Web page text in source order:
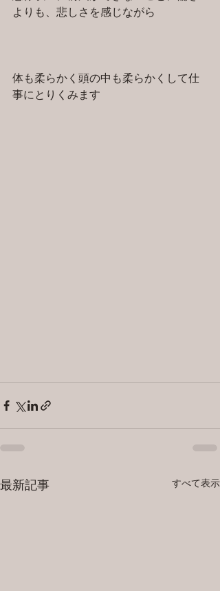
よりも、悲しさを感じながら
体も柔らかく頭の中も柔らかくして仕
事にとりくみます
最新記事 すべて表示